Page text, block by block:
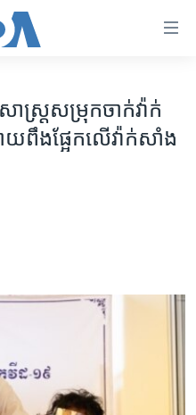
ាស្រ្ត​​​សម្រុក​ចាក់​វ៉ាក់​
ពឹង​ផ្អែក​លើ​វ៉ាក់សាំង​